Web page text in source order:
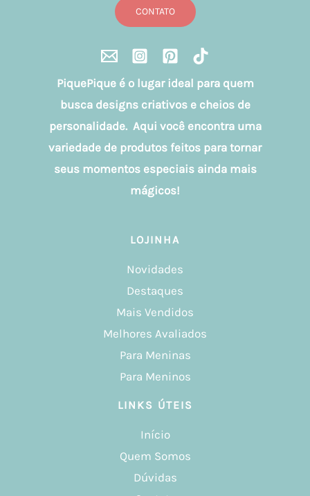
CONTATO
PiquePique é o lugar ideal para quem
busca designs criativos e cheios de
personalidade. Aqui você encontra uma
variedade de produtos feitos para tornar
seus momentos especiais ainda mais
mágicos!
LOJINHA
Novidades
Destaques
Mais Vendidos
Melhores Avaliados
Para Meninas
Para Meninos
LINKS ÚTEIS
Início
Quem Somos
Dúvidas